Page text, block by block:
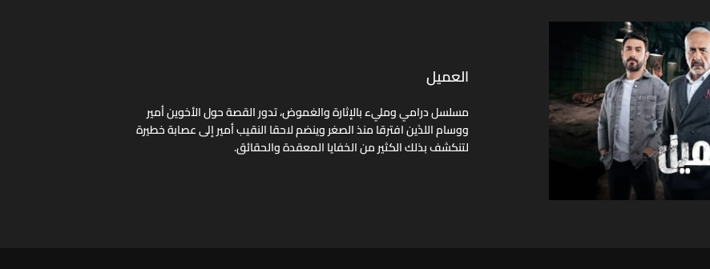
العميل
مسلسل درامي ومليء بالإثارة والغموض، تدور القصة حول الأخوين أمير
ووسام اللذَين افترقا منذ الصغر وينضم لاحقا النقيب أمير إلى عصابة خطيرة
لتنكشف بذلك الكثير من الخفايا المعقدة والحقائق.